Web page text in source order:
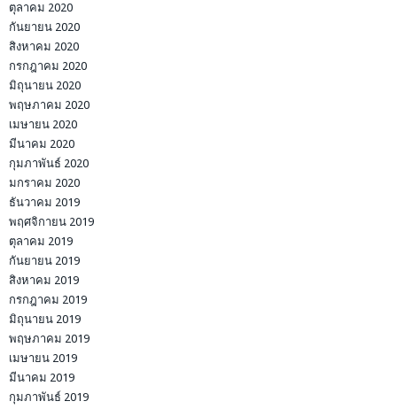
ตุลาคม 2020
กันยายน 2020
สิงหาคม 2020
กรกฎาคม 2020
มิถุนายน 2020
พฤษภาคม 2020
เมษายน 2020
มีนาคม 2020
กุมภาพันธ์ 2020
มกราคม 2020
ธันวาคม 2019
พฤศจิกายน 2019
ตุลาคม 2019
กันยายน 2019
สิงหาคม 2019
กรกฎาคม 2019
มิถุนายน 2019
พฤษภาคม 2019
เมษายน 2019
มีนาคม 2019
กุมภาพันธ์ 2019